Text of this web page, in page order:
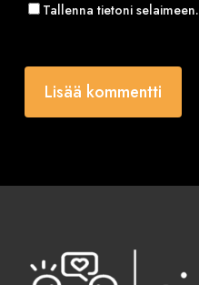
Tallenna tietoni selaimeen.